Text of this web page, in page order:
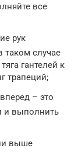
все
рук
таком случае
гантелей к
трапеций;
– это
и выполнить
выше